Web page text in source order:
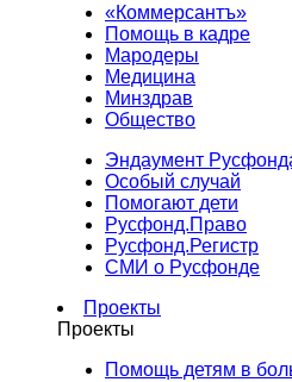
«Коммерсантъ»
Помощь в кадре
Мародеры
Медицина
Минздрав
Общество
Эндаумент
Особый случай
Помогают дети
Русфонд.Право
Русфонд.Регистр
СМИ о Русфонде
Проекты
Проекты
Помощь детям в